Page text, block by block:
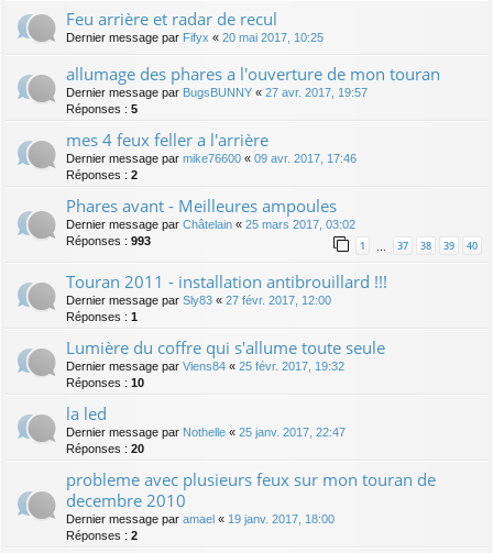
Feu arrière et radar de recul
Dernier message par Fifyx « 20 mai 2017, 10:25
allumage des phares a l'ouverture de mon touran
Dernier message par BugsBUNNY « 27 avr. 2017, 19:57
Réponses : 5
mes 4 feux feller a l'arrière
Dernier message par mike76600 « 09 avr. 2017, 17:46
Réponses : 2
Phares avant - Meilleures ampoules
Dernier message par Châtelain « 25 mars 2017, 03:02
Réponses : 993 1 37 38 39 40
Touran 2011 - installation antibrouillard !!!
Dernier message par Sly83 « 27 févr. 2017, 12:00
Réponses : 1
Lumière du coffre qui s'allume toute seule
Dernier message par Viens84 « 25 févr. 2017, 19:32
Réponses : 10
la led
Dernier message par Nothelle « 25 janv. 2017, 22:47
Réponses : 20
probleme avec plusieurs feux sur mon touran de
decembre 2010
Dernier message par amael « 19 janv. 2017, 18:00
Réponses : 2